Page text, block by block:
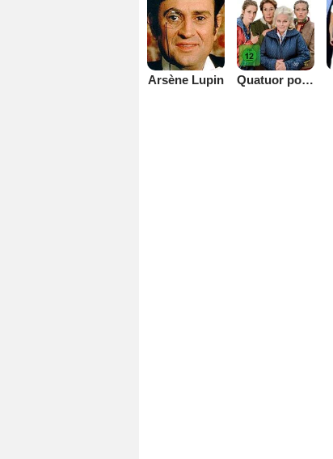
Arsène Lupin Quatuor pour une enquête